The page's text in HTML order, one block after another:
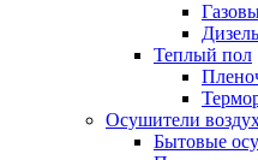
Теплый пол
Осушители
Бытовые